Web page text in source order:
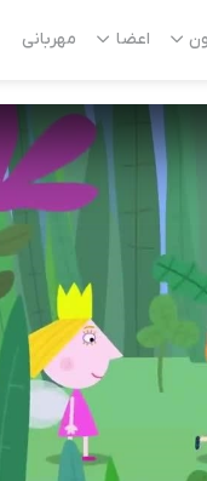
اعضا مهربانی